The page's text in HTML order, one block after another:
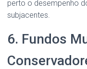
perto o desempenho
subjacentes.
6. Fundos